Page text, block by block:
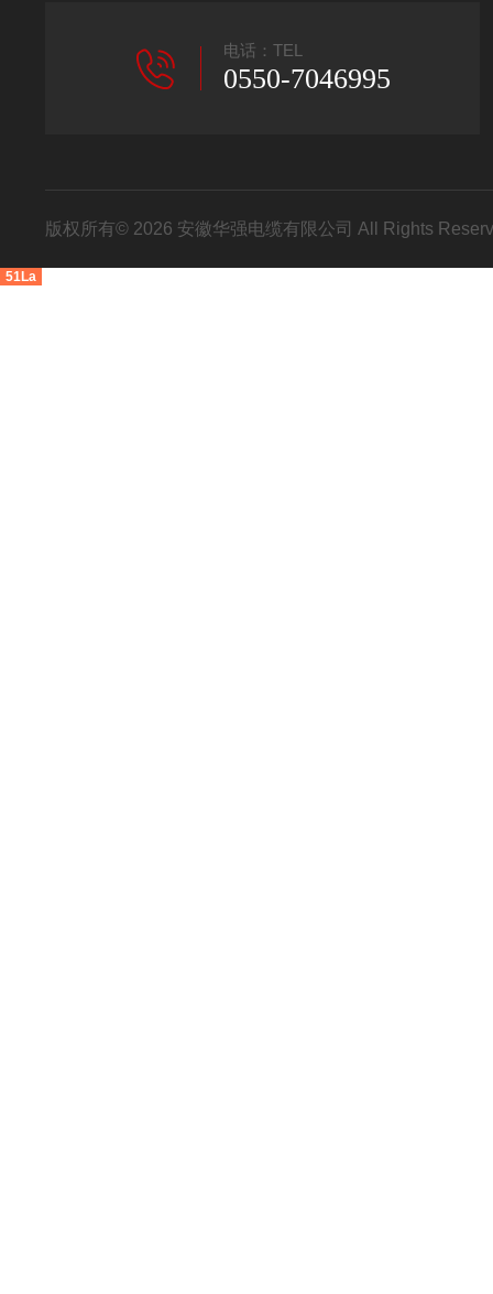
电话：TEL
0550-7046995
版权所有© 2026 安徽华强电缆有限公司 All Rights
51La